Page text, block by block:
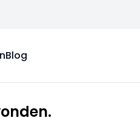
Blog